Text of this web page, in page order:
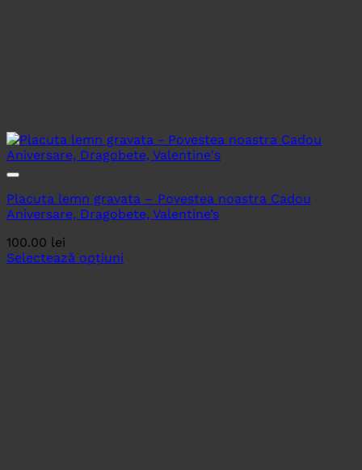
Placuta lemn gravata – Povestea noastra Cadou
Aniversare, Dragobete, Valentine’s
100.00 lei
Selectează opțiuni